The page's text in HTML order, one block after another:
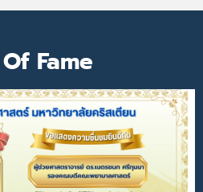
Fame